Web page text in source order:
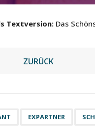
Textversion:Das
ZURÜCK
EXPARTNER